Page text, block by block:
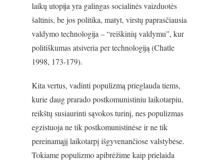
laikų utopija yra galingas socialinės vaizduotės
šaltinis, be jos politika, matyt, virstų paprasčiausia
valdymo technologija – “reiškinių valdymu”, kur
politiškumas atsiveria per technologiją (Chatle
1998, 173-179).
Kita vertus, vadinti populizmą prieglauda tiems,
kurie daug prarado postkomunistiniu laikotarpiu,
reikštų susiaurinti sąvokos turinį, nes populizmas
egzistuoja ne tik postkomunistinėse ir ne tik
pereinamąjį laikotarpį išgyvenančiose valstybėse.
Tokiame populizmo apibrėžime kaip prielaida